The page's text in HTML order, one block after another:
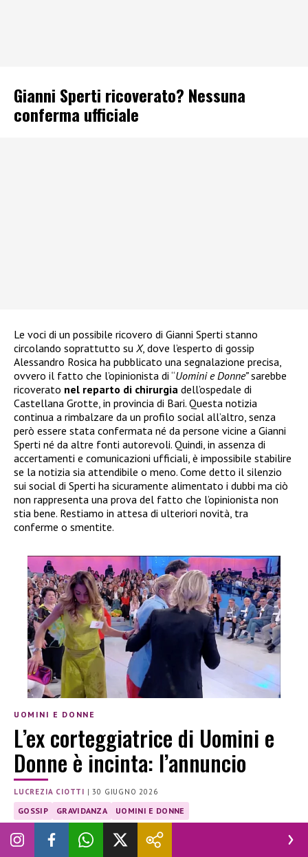
Gianni Sperti ricoverato? Nessuna
conferma ufficiale
Le voci di un possibile ricovero di Gianni Sperti stanno
circolando soprattutto su X, dove l’esperto di gossip
Alessandro Rosica ha pubblicato una segnalazione precisa,
ovvero il fatto che l’opinionista di “Uomini e Donne”sarebbe
ricoverato nel reparto di chirurgia dell’ospedale di
Castellana Grotte, in provincia di Bari. Questa notizia
continua a rimbalzare da un profilo social all’altro, senza
però essere stata confermata né da persone vicine a Gianni
Sperti né da altre fonti autorevoli. Quindi, in assenza di
accertamenti e comunicazioni ufficiali, è impossibile stabilire
se la notizia sia attendibile o meno. Come detto il silenzio
sui social di Sperti ha sicuramente alimentato i dubbi ma ciò
non rappresenta una prova del fatto che l’opinionista non
stia bene. Restiamo in attesa di ulteriori novità, tra
conferme o smentite.
UOMINI E DONNE
L’ex corteggiatrice di Uomini e
Donne è incinta: l’annuncio
LUCREZIA CIOTTI |30 GIUGNO 2026
GOSSIP GRAVIDANZA UOMINI E DONNE
Il percorso difficile di Marika Abbonato e Alessandro Piscopo
verso la genitorialità: l’annuncio inatteso della gravidanza